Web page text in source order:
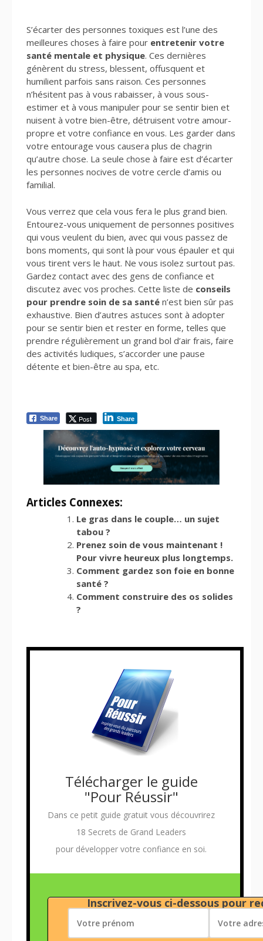
S’écarter des personnes toxiques est l’une des
meilleures choses à faire pour entretenir votre
santé mentale et physique. Ces dernières
génèrent du stress, blessent, offusquent et
humilient parfois sans raison. Ces personnes
n’hésitent pas à vous rabaisser, à vous sous-
estimer et à vous manipuler pour se sentir bien et
nuisent à votre bien-être, détruisent votre amour-
propre et votre confiance en vous. Les garder dans
votre entourage vous causera plus de chagrin
qu’autre chose. La seule chose à faire est d’écarter
les personnes nocives de votre cercle d’amis ou
familial.
Vous verrez que cela vous fera le plus grand bien.
Entourez-vous uniquement de personnes positives
qui vous veulent du bien, avec qui vous passez de
bons moments, qui sont là pour vous épauler et qui
vous tirent vers le haut. Ne vous isolez surtout pas.
Gardez contact avec des gens de confiance et
discutez avec vos proches. Cette liste de conseils
pour prendre soin de sa santé n’est bien sûr pas
exhaustive. Bien d’autres astuces sont à adopter
pour se sentir bien et rester en forme, telles que
prendre régulièrement un grand bol d’air frais, faire
des activités ludiques, s’accorder une pause
détente et bien-être au spa, etc.
Share Post Share
Articles Connexes:
Le gras dans le couple… un sujet
tabou ?
Prenez soin de vous maintenant !
Pour vivre heureux plus longtemps.
Comment gardez son foie en bonne
santé ?
Comment construire des os solides
?
Télécharger le guide
"Pour Réussir"
Dans ce petit guide gratuit vous découvrirez
18 Secrets de Grand Leaders
pour développer votre confiance en soi.
Inscrivez-vous ci-dessous pour